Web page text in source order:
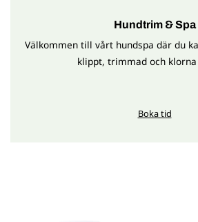
Hundtrim & Spa
Välkommen till vårt hundspa där du
klippt, trimmad och
Boka tid